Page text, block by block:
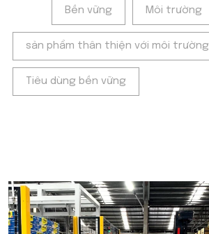
Bền vững Môi trường
sản phẩm thân thiện với môi trường
Tiêu dùng bền vững